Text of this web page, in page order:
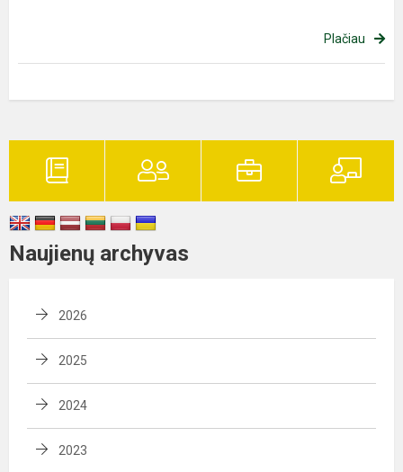
Plačiau
Naujienų archyvas
2026
2025
2024
2023